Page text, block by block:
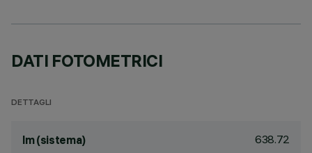
DATI FOTOMETRICI
DETTAGLI
lm (sistema) 638.72